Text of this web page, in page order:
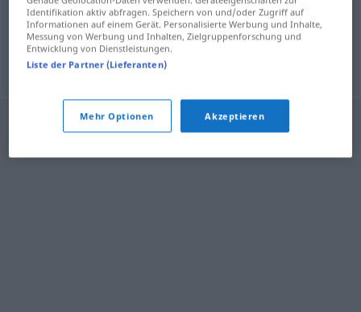
freiwerden desprenderse QUÍM FÍS
Identifikation aktiv abfragen. Speichern von und/oder Zugriff auf
Informationen auf einem Gerät. Personalisierte Werbung und Inhalte,
Messung von Werbung und Inhalten, Zielgruppenforschung und
Entwicklung von Dienstleistungen.
Liste der Partner (Lieferanten)
Mehr Optionen Akzeptieren